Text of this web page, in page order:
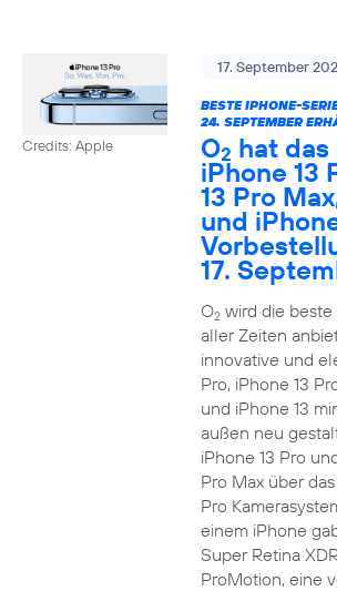
Credits: Apple
17. September
BESTE IPHONE-
24. SEPTEMBER
O2 hat
iPhone 13
13 Pro
und
17.
O2wird die beste
aller Zeiten
innovative und
Pro, iPhone 13
und iPhone 13
außen neu
iPhone 13 Pro
Pro Max über
Pro
einem iPhone
Super Retina
ProMotion, eine